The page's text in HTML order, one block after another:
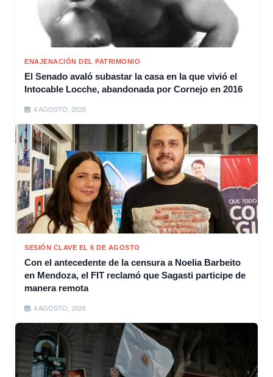
ENAJENACIÓN DEL PATRIMONIO
El Senado avaló subastar la casa en la que vivió el
Intocable Locche, abandonada por Cornejo en 2016
4 AGOSTO, 2026
SESIÓN CLAVE EL 6 DE AGOSTO
Con el antecedente de la censura a Noelia Barbeito
en Mendoza, el FIT reclamó que Sagasti participe de
manera remota
4 AGOSTO, 2026